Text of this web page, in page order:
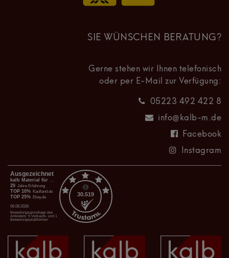
SIE WÜNSCHEN BERATUNG?
Gerne stehen wir Ihnen telefonisch
oder per E-Mail zur Verfügung:
05223 492 422 8
info@kalb-m.de
Facebook
Instagram